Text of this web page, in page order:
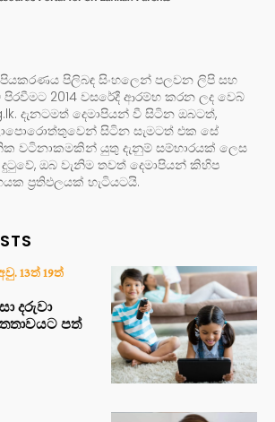
පිලිබඳ සිංහලෙන් පලවන ලිපි සහ
2014 වසරේදී ආරම්භ කරන ලද වෙබ්
දැනටමත් දෙමාපියන් වී සිටින ඔබටත්,
සිටින සැමටත් එක සේ
වටිනාකමකින් යුතු දැනුම් සම්භාරයක් ලෙස
ඔබ වැනිම තවත් දෙමාපියන් කිහිප
ප්‍රතිඵලයක් හැටියටයි.
13ත් 19ත්
දරුවා
පත්